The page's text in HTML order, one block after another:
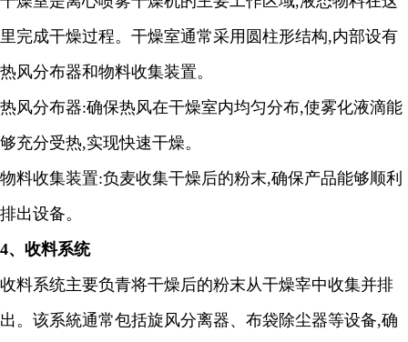
里完成干燥过程。干燥室通常采用圆柱形结构,内部设有
热风分布器和物料收集装置。
热风分布器:确保热风在干燥室内均匀分布,使雾化液滴能
够充分受热,实现快速干燥。
物料收集装置:负麦收集干燥后的粉末,确保产品能够顺利
排出设备。
4、收料系统
收料系统主要负青将干燥后的粉末从干燥宰中收集并排
出。该系統通常包括旋风分离器、布袋除尘器等设备,确